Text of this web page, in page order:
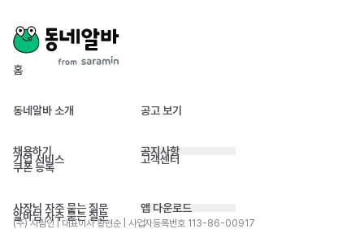
홈
동네알바 소개 공고 보기
채용하기
기업 서비스
쿠폰 등록
공지사항
고객센터
사장님 자주 묻는 질문
알바님 자주 묻는 질문
앱 다운로드
(주) 사람인 | 대표이사 황현순 | 사업자등록번호 113-86-00917